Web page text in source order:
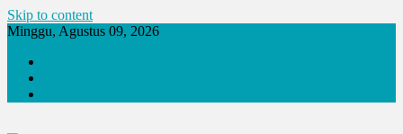
Skip to content
Minggu, Agustus 09, 2026